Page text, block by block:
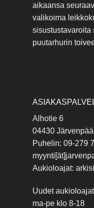
aikaansa
valikoima
sisustustavaroita
puutarhurin
Alhotie 6
04430 Järvenpää
Puhelin: 09-279
Aukioloajat:
Uudet
ma-pe klo 8-18